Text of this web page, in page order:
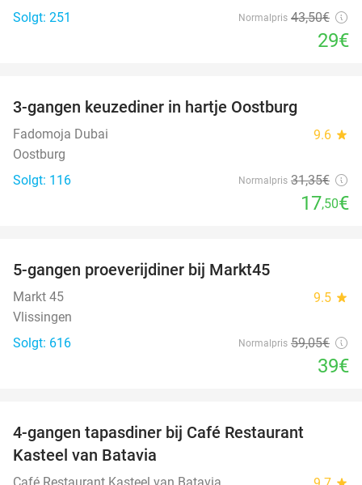
Solgt: 251
Normalpris 43,50€
29€
3-gangen keuzediner in hartje Oostburg
Fadomoja Dubai 9.6 star
Oostburg
Solgt: 116
Normalpris 31,35€
17,50€
5-gangen proeverijdiner bij Markt45
Markt 45 9.5 star
Vlissingen
Solgt: 616
Normalpris 59,05€
39€
4-gangen tapasdiner bij Café Restaurant
Kasteel van Batavia
Café Restaurant Kasteel van Batavia